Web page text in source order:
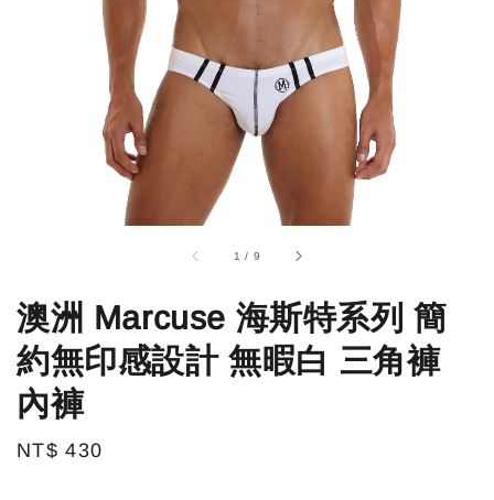
1 / 9
澳洲 Marcuse 海斯特系列 簡
約無印感設計 無暇白 三角褲
內褲
Regular
NT$ 430